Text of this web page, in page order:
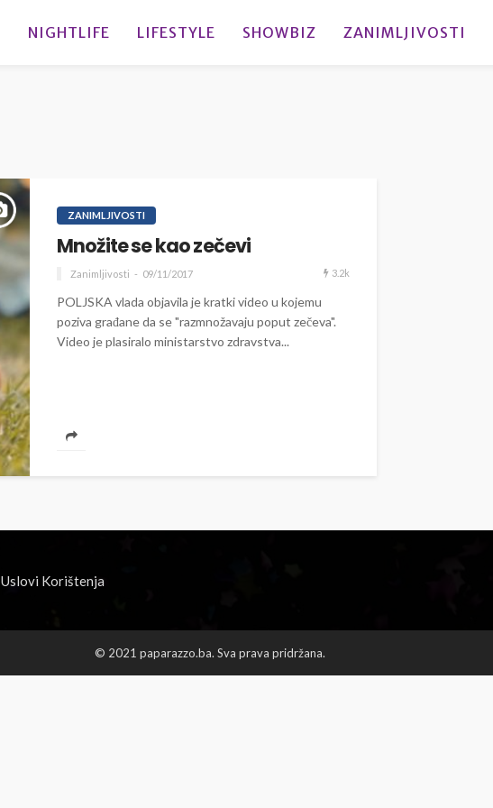
NIGHTLIFE LIFESTYLE SHOWBIZ ZANIMLJIVOSTI
ZANIMLJIVOSTI
Množite se kao zečevi
Zanimljivosti 09/11/2017 3.2k
POLJSKA vlada objavila je kratki video u kojemu
poziva građane da se "razmnožavaju poput zečeva".
Video je plasiralo ministarstvo zdravstva...
Uslovi Korištenja
© 2021 paparazzo.ba. Sva prava pridržana.